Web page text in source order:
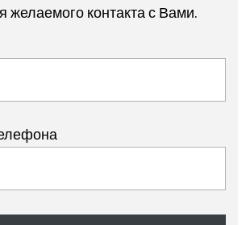
желаемого контакта с Вами.